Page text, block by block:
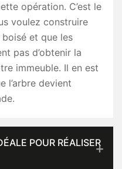
opération. C’est le
voulez construire
et que les
pas d’obtenir la
immeuble. Il en est
l’arbre devient
POUR RÉALISER